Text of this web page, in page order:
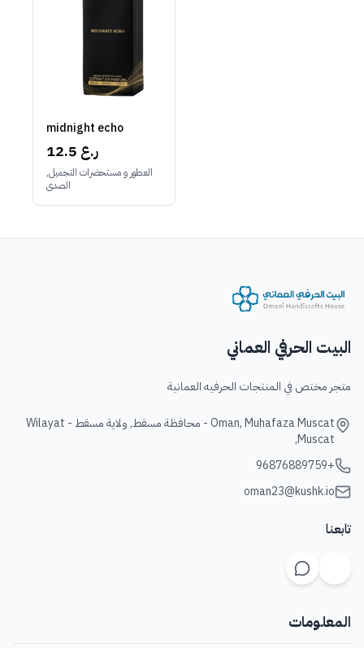
midnight echo
12.5 ر.ع
العطور و مستحضرات التجميل,
الصدى
البيت الحرفي العماني
متجر مختص في المنتجات الحرفيه العمانية
Oman, Muhafaza Muscat - محافظة مسقط, ولاية مسقط - Wilayat
Muscat,
+96876889759
oman23@kushk.io
تابعنا
المعلومات